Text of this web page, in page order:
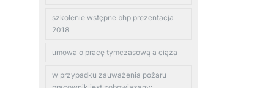
szkolenie wstępne bhp prezentacja
2018
umowa o pracę tymczasową a ciąża
w przypadku zauważenia pożaru